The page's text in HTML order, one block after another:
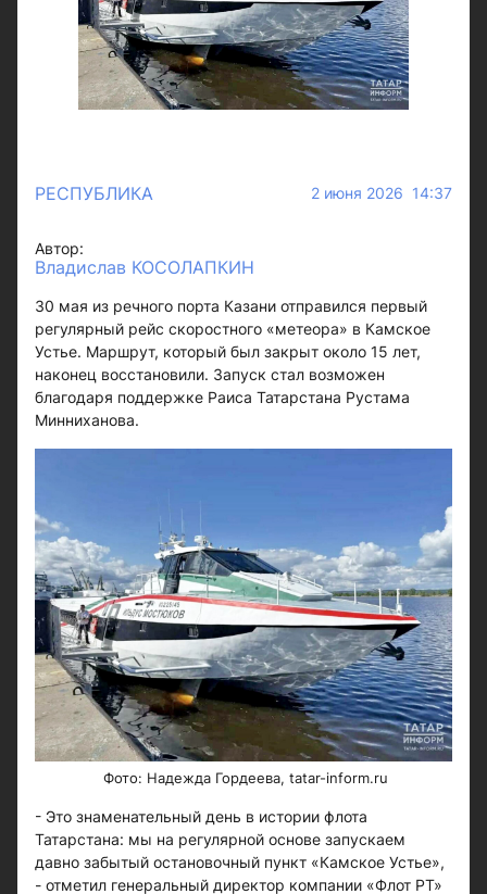
РЕСПУБЛИКА 2 июня 2026 14:37
Автор:
Владислав КОСОЛАПКИН
30 мая из речного порта Казани отправился первый
регулярный рейс скоростного «метеора» в Камское
Устье. Маршрут, который был закрыт около 15 лет,
наконец восстановили. Запуск стал возможен
благодаря поддержке Раиса Татарстана Рустама
Минниханова.
​​​​​​Фото: Надежда Гордеева, tatar-inform.ru
- Это знаменательный день в истории флота
Татарстана: мы на регулярной основе запускаем
давно забытый остановочный пункт «Камское Устье»,
- отметил генеральный директор компании «Флот РТ»